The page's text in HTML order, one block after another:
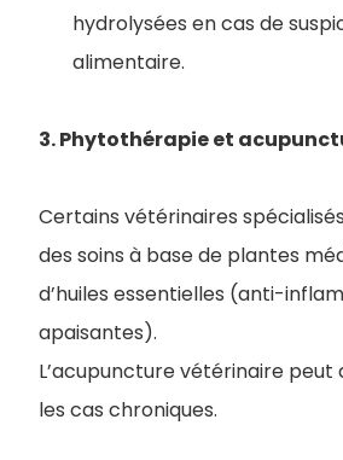
hydrolysées en cas de
alimentaire.
3. Phytothérapie et
Certains vétérinaires
des soins à base de plantes
d’huiles essentielles (anti-
apaisantes).
L’acupuncture vétérinaire peut
les cas chroniques.